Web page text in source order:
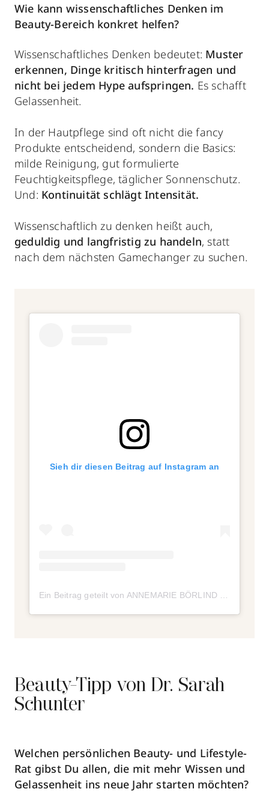
Wie kann wissenschaftliches Denken im
Beauty-Bereich konkret helfen?
Wissenschaftliches Denken bedeutet: Muster
erkennen, Dinge kritisch hinterfragen und
nicht bei jedem Hype aufspringen. Es schafft
Gelassenheit.
In der Hautpflege sind oft nicht die fancy
Produkte entscheidend, sondern die Basics:
milde Reinigung, gut formulierte
Feuchtigkeitspflege, täglicher Sonnenschutz.
Und: Kontinuität schlägt Intensität.
Wissenschaftlich zu denken heißt auch,
geduldig und langfristig zu handeln, statt
nach dem nächsten Gamechanger zu suchen.
Sieh dir diesen Beitrag auf Instagram an
Ein Beitrag geteilt von ANNEMARIE BÖRLIND | Zertifizierte Naturkosmetik (@annemarieboerlind)
Beauty-Tipp von Dr. Sarah
Schunter
Welchen persönlichen Beauty- und Lifestyle-
Rat gibst Du allen, die mit mehr Wissen und
Gelassenheit ins neue Jahr starten möchten?